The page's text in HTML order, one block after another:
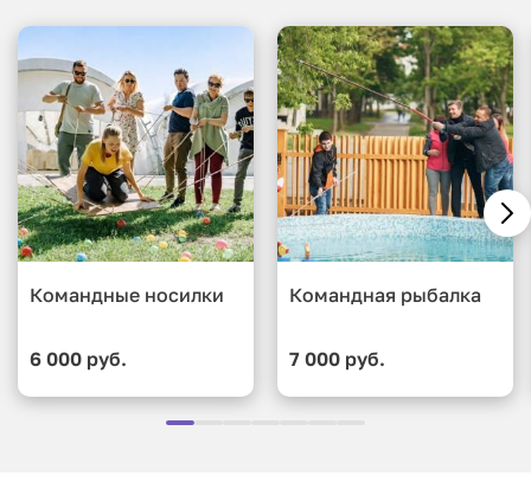
Командные носилки
6 000 руб.
Командная рыбалка
7 000 руб.